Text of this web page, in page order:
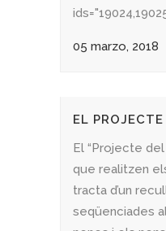
05 marzo, 2018
EL
El “Projecte
que realitzen
tracta d’un
seqüenciades